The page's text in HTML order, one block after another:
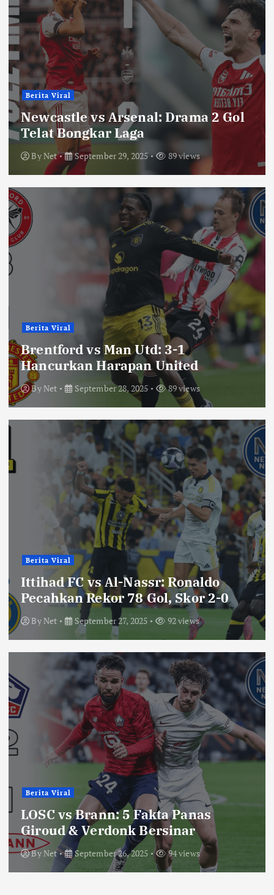
Berita Viral
Newcastle vs Arsenal: Drama 2 Gol
Telat Bongkar Laga
ByNet September 29, 2025 89 views
Berita Viral
Brentford vs Man Utd: 3-1
Hancurkan Harapan United
ByNet September 28, 2025 89 views
Berita Viral
Ittihad FC vs Al-Nassr: Ronaldo
Pecahkan Rekor 78 Gol, Skor 2-0
ByNet September 27, 2025 92 views
Berita Viral
LOSC vs Brann: 5 Fakta Panas
Giroud & Verdonk Bersinar
ByNet September 26, 2025 94 views